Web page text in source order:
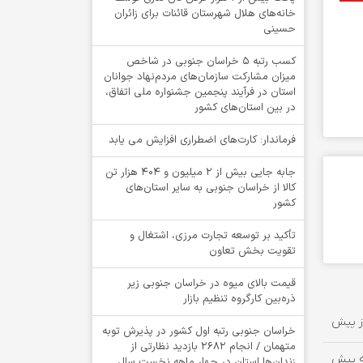
خانه‌های هلال شهرستان قائنات برای زائران
حسینی
کسب رتبه ۵ خراسان جنوبی در شاخص
میزان مشارکت سازمان‌های مردم‌نهاد جوانان
استان در فرآیند پنجمین جشنواره ملی اتفاق،
در بین استان‌های کشور
فرماندار: کارت‌های اضطراری افزایش می یابد
جابه جایی بیش از 2 میلیون و 404 هزار تن
کالا از خراسان جنوبی به سایر استان‌های
کشور
تأکید بر توسعه تجارت مرزی، اشتغال و
تقویت بخش تعاون
قیمت بالای میوه در خراسان جنوبی زیر
ذره‌بین کارگروه تنظیم بازار
خراسان جنوبی رتبه اول کشور در پذیرش توبه
متهمان / انجام ۲۶۸۲ بازدید نظارتی از